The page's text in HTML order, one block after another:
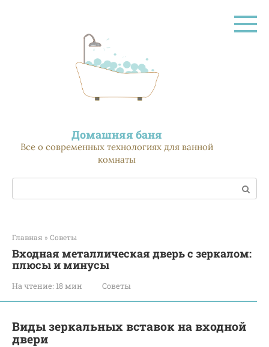
Домашняя баня
Все о современных технологиях для ванной
комнаты
Поиск:
Главная » Советы
Входная металлическая дверь с зеркалом:
плюсы и минусы
На чтение: 18 мин Советы
Виды зеркальных вставок на входной
двери